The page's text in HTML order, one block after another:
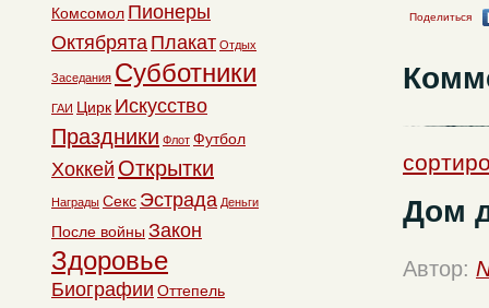
Поделиться
Дом
Автор:
Комсомол Пионеры
Октябрята Плакат Отдых
Заседания Субботники
ГАИ Цирк Искусство
Праздники Флот Футбол
Хоккей Открытки
Награды Секс Эстрада Деньги
После войны Закон
Здоровье
Биографии Оттепель